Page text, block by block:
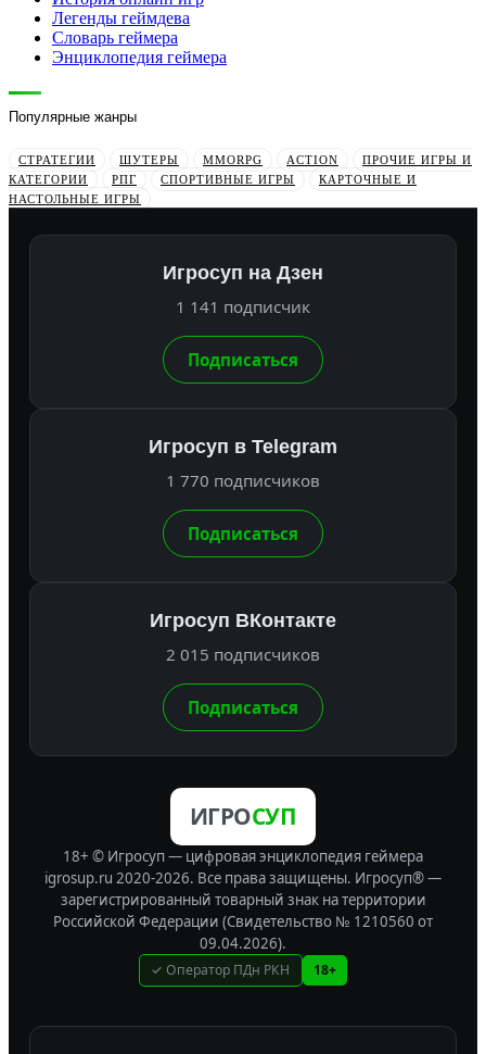
Легенды геймдева
Словарь геймера
Энциклопедия геймера
Популярные жанры
СТРАТЕГИИ ШУТЕРЫ MMORPG ACTION
ПРОЧИЕ ИГРЫ И
КАТЕГОРИИ
РПГ СПОРТИВНЫЕ ИГРЫ
КАРТОЧНЫЕ И
НАСТОЛЬНЫЕ ИГРЫ
Игросуп на Дзен
1 141 подписчик
Подписаться
Игросуп в Telegram
1 770 подписчиков
Подписаться
Игросуп ВКонтакте
2 015 подписчиков
Подписаться
ИГРОСУП
18+ © Игросуп — цифровая энциклопедия геймера
igrosup.ru 2020-2026. Все права защищены. Игросуп® —
зарегистрированный товарный знак на территории
Российской Федерации (Свидетельство № 1210560 от
09.04.2026).
✓ Оператор ПДн РКН 18+